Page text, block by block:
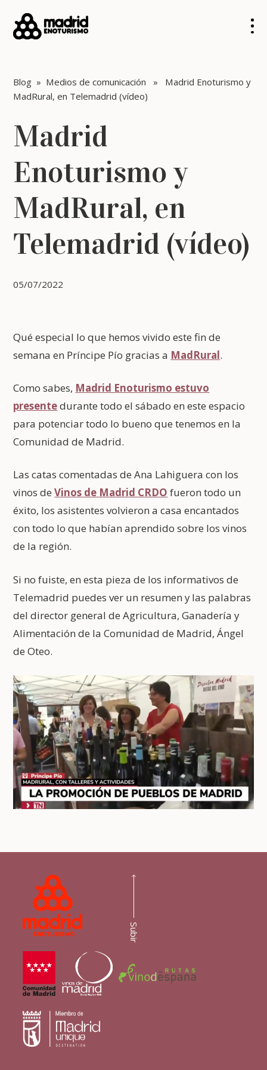
Blog » Medios de comunicación » Madrid Enoturismo y
MadRural, en Telemadrid (vídeo)
Madrid
Enoturismo y
MadRural, en
Telemadrid (vídeo)
05/07/2022
Qué especial lo que hemos vivido este fin de
semana en Príncipe Pío gracias a MadRural.
Como sabes, Madrid Enoturismo estuvo
presentedurante todo el sábado en este espacio
para potenciar todo lo bueno que tenemos en la
Comunidad de Madrid.
Las catas comentadas de Ana Lahiguera con los
vinos deVinos de Madrid CRDO fueron todo un
éxito, los asistentes volvieron a casa encantados
con todo lo que habían aprendido sobre los vinos
de la región.
Si no fuiste, en esta pieza de los informativos de
Telemadrid puedes ver un resumen y las palabras
del director general de Agricultura, Ganadería y
Alimentación de la Comunidad de Madrid, Ángel
de Oteo.
Subir